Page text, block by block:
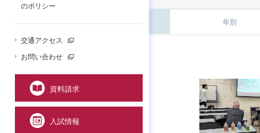
のポリシー
交通アクセス
お問い合わせ
資料請求
入試情報
年別